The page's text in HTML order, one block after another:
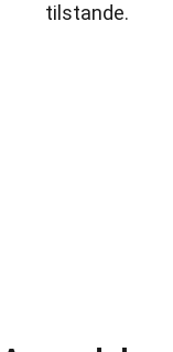
tilstande.